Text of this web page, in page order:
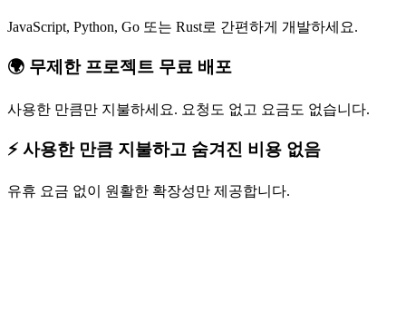
JavaScript, Python, Go 또는 Rust로 간편하게 개발하세요.
🌍 무제한 프로젝트 무료 배포
사용한 만큼만 지불하세요. 요청도 없고 요금도 없습니다.
⚡ 사용한 만큼 지불하고 숨겨진 비용 없음
유휴 요금 없이 원활한 확장성만 제공합니다.